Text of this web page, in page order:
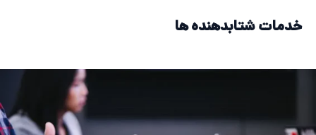
خدمات شتابدهنده ها